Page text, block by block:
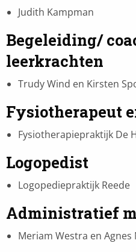
Judith Kampman
Begeleiding/
leerkrachten
Trudy Wind en Kirsten
Fysiotherapeut
Fysiotherapiepraktijk De
Logopedist
Logopediepraktijk Reede
Administratief
Meriam Westra en Agnes